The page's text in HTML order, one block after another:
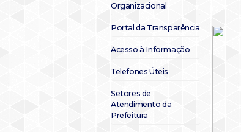
Organizacional
Portal da Transparência
Acesso à Informação
Telefones Úteis
Setores de
Atendimento da
Prefeitura